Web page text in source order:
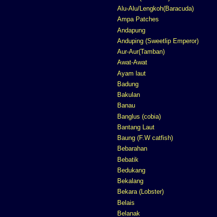
Alu-Alu/Lengkoh(Baracuda)
Ampa Patches
Andapung
Anduping (Sweetlip Emperor)
Aur-Aur(Tamban)
Awat-Awat
Ayam laut
Badung
Bakulan
Banau
Banglus (cobia)
Bantang Laut
Baung (F.W catfish)
Bebarahan
Bebatik
Bedukang
Bekalang
Bekara (Lobster)
Belais
Belanak